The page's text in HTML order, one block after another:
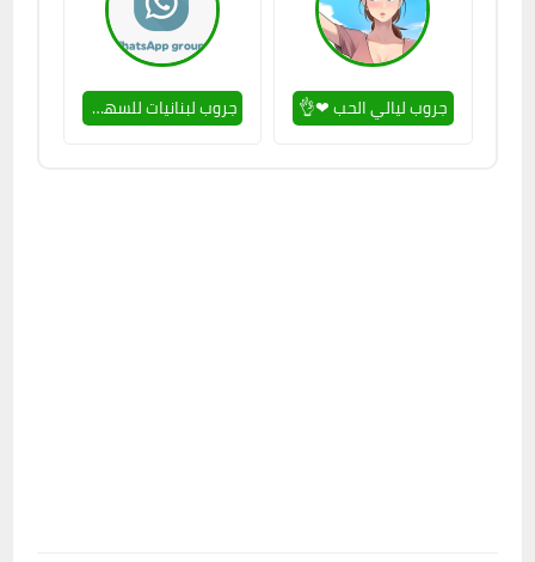
جروب ليالي الحب ❤👌 جروب لبنانيات للسهر 🔥😊